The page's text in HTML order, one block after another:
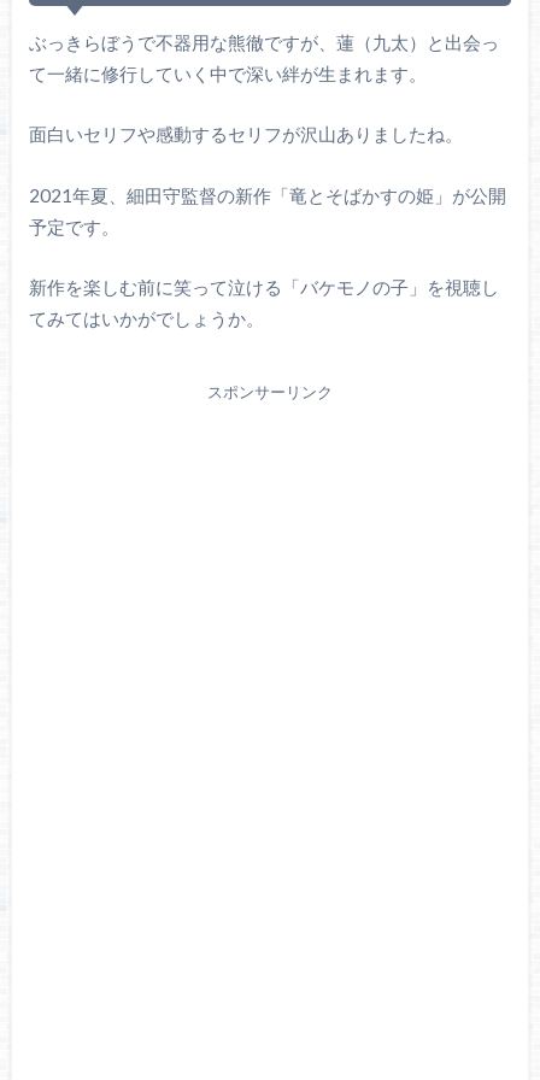
ぶっきらぼうで不器用な熊徹ですが、蓮（九太）と出会っ
て一緒に修行していく中で深い絆が生まれます。
面白いセリフや感動するセリフが沢山ありましたね。
2021年夏、細田守監督の新作「竜とそばかすの姫」が公開
予定です。
新作を楽しむ前に笑って泣ける「バケモノの子」を視聴し
てみてはいかがでしょうか。
スポンサーリンク